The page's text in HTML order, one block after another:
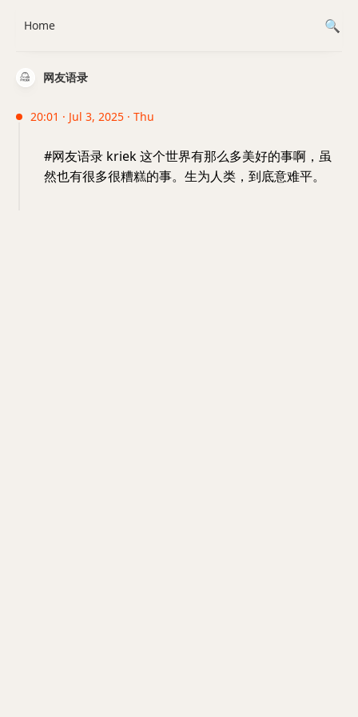
网友语录
20:01 · Jul 3, 2025 · Thu
#网友语录 kriek 这个世界有那么多美好的事啊，虽
然也有很多很糟糕的事。生为人类，到底意难平。
Home